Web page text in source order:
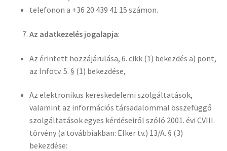
telefonon a +36 20 439 41 15 számon.
Az adatkezelés jogalapja:
Az érintett hozzájárulása, 6. cikk (1) bekezdés a) pont,
az Infotv. 5. § (1) bekezdése,
Az elektronikus kereskedelemi szolgáltatások,
valamint az információs társadalommal összefüggő
szolgáltatások egyes kérdéseiről szóló 2001. évi CVIII.
törvény (a továbbiakban: Elker tv.) 13/A. § (3)
bekezdése: